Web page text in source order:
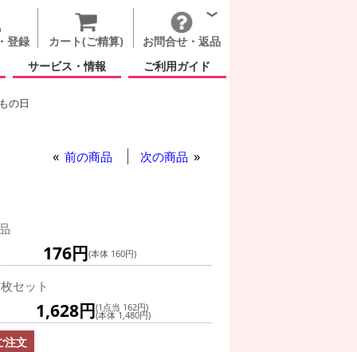
登録 カート(ご精算)
お問合せ・返品
サービス・情報
ご利用ガイド
の日
前の商品 次の商品
176円(本体 160円)
セット
1,628円(1点当 162円)
(本体 1,480円)
注文